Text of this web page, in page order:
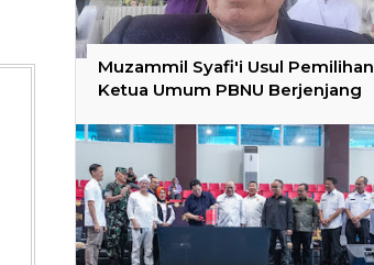
Muzammil Syafi'i Usul Pemilihan
Ketua Umum PBNU Berjenjang